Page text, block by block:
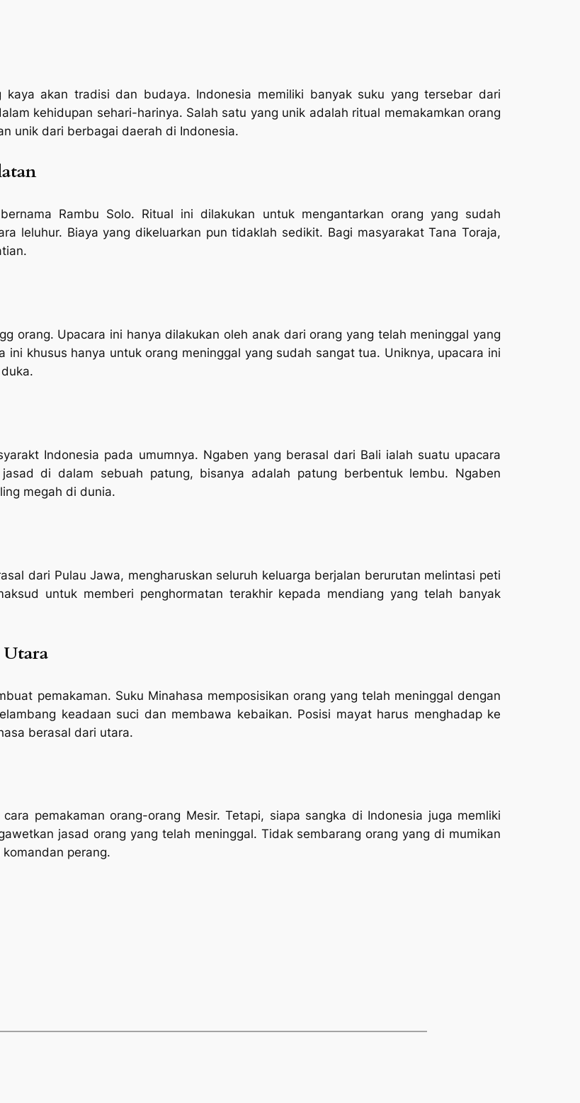
kaya akan tradisi dan budaya. Indonesia memiliki banyak suku yang tersebar dari
kehidupan sehari-harinya. Salah satu yang unik adalah ritual memakamkan orang
unik dari berbagai daerah di Indonesia.
Rambu Solo. Ritual ini dilakukan untuk mengantarkan orang yang sudah
leluhur. Biaya yang dikeluarkan pun tidaklah sedikit. Bagi masyarakat Tana Toraja,
orang. Upacara ini hanya dilakukan oleh anak dari orang yang telah meninggal yang
ini khusus hanya untuk orang meninggal yang sudah sangat tua. Uniknya, upacara ini
Indonesia pada umumnya. Ngaben yang berasal dari Bali ialah suatu upacara
di dalam sebuah patung, bisanya adalah patung berbentuk lembu. Ngaben
megah di dunia.
dari Pulau Jawa, mengharuskan seluruh keluarga berjalan berurutan melintasi peti
untuk memberi penghormatan terakhir kepada mendiang yang telah banyak
Utara
pemakaman. Suku Minahasa memposisikan orang yang telah meninggal dengan
keadaan suci dan membawa kebaikan. Posisi mayat harus menghadap ke
berasal dari utara.
pemakaman orang-orang Mesir. Tetapi, siapa sangka di Indonesia juga memliki
jasad orang yang telah meninggal. Tidak sembarang orang yang di mumikan
perang.